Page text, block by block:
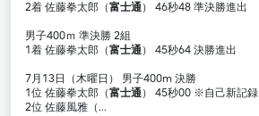
2着 佐藤拳太郎（富士通） 46秒48 準決勝進出
男子400ｍ 準決勝 2組
1着 佐藤拳太郎（富士通） 45秒64 決勝進出
7月13日（木曜日） 男子400m 決勝
1位 佐藤拳太郎（富士通） 45秒00 ※自己新記録
2位 佐藤風雅（...